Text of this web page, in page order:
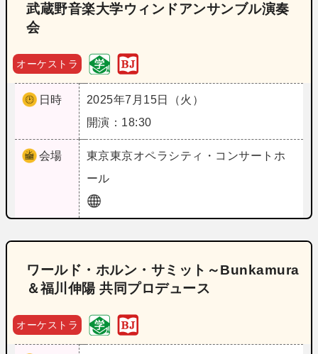
武蔵野音楽大学ウィンドアンサンブル演奏
会
オーケストラ
日時
2025年7月15日（火）
開演：18:30
会場 東京東京オペラシティ・コンサートホ
ール
ワールド・ホルン・サミット～Bunkamura
＆福川伸陽 共同プロデュース
オーケストラ